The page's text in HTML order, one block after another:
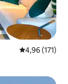
Priemerné
4,96 (171)